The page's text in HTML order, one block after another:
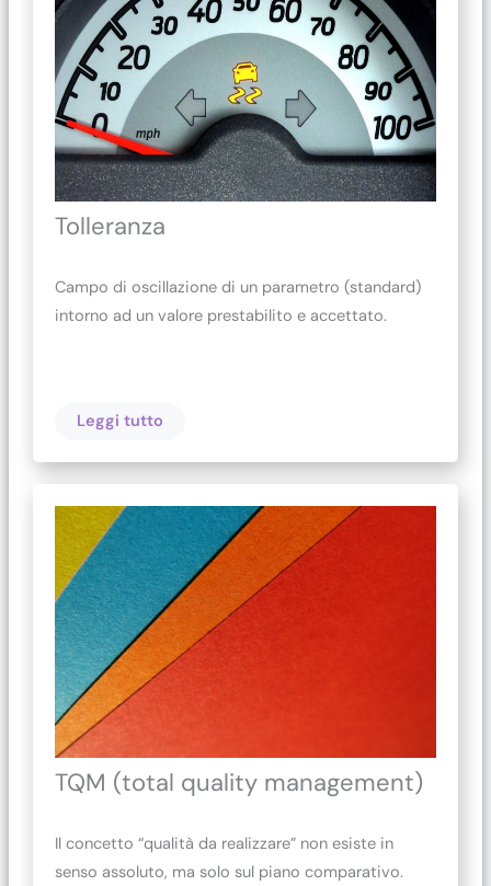
Tolleranza
Campo di oscillazione di un parametro (standard)
intorno ad un valore prestabilito e accettato.
Leggi tutto
TQM (total quality management)
Il concetto “qualità da realizzare” non esiste in
senso assoluto, ma solo sul piano comparativo.